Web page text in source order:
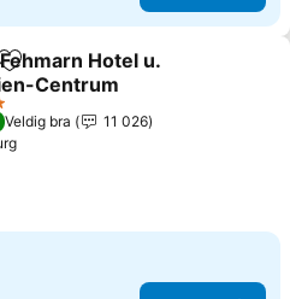
Legg til i favoritter
Hotel u.
Centrum
Veldig bra
11 026